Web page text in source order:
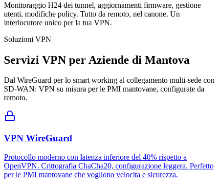
Monitoraggio H24 dei tunnel, aggiornamenti firmware, gestione
utenti, modifiche policy. Tutto da remoto, nel canone. Un
interlocutore unico per la tua VPN.
Soluzioni VPN
Servizi VPN per Aziende di Mantova
Dal WireGuard per lo smart working al collegamento multi-sede con
SD-WAN: VPN su misura per le PMI mantovane, configurate da
remoto.
VPN WireGuard
Protocollo moderno con latenza inferiore del 40% rispetto a
OpenVPN. Crittografia ChaCha20, configurazione leggera. Perfetto
per le PMI mantovane che vogliono velocita e sicurezza.